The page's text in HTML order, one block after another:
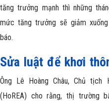
tăng trưởng mạnh thì những
mức tăng trưởng sẽ giảm
báo.
Sửa luật để khơi
Ông Lê Hoàng Châu, Chủ tịch
(HoREA) cho rằng, thị trường